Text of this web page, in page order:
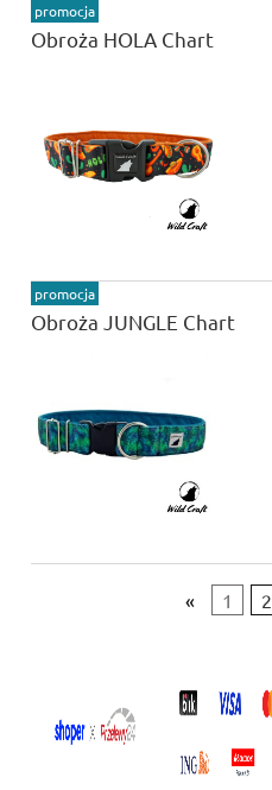
Obroża HOLA Chart
promocja
Obroża JUNGLE Chart
promocja
« 1 2